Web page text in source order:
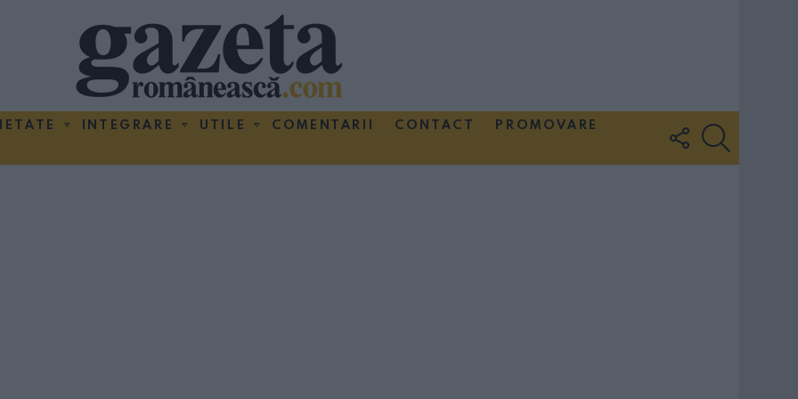
INTEGRARE UTILE COMENTARII CONTACT
PROMOVARE
FOLLOW
US